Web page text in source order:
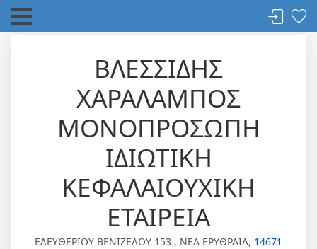
ΒΛΕΣΣΙΔΗΣ
ΧΑΡΑΛΑΜΠΟΣ
ΜΟΝΟΠΡΟΣΩΠΗ
ΙΔΙΩΤΙΚΗ
ΚΕΦΑΛΑΙΟΥΧΙΚΗ
ΕΤΑΙΡΕΙΑ
ΕΛΕΥΘΕΡΙΟΥ ΒΕΝΙΖΕΛΟΥ 153 , ΝΕΑ ΕΡΥΘΡΑΙΑ, 14671